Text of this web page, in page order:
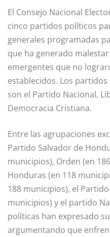
El Consejo Nacional
cinco partidos políticos
generales programadas
que ha generado
emergentes que no
establecidos. Los
son el Partido Nacional,
Democracia Cristiana.
Entre las agrupaciones
Partido Salvador de
municipios), Orden (en
Honduras (en 118
188 municipios), el
municipios) y el partido
políticas han expresado
argumentando que